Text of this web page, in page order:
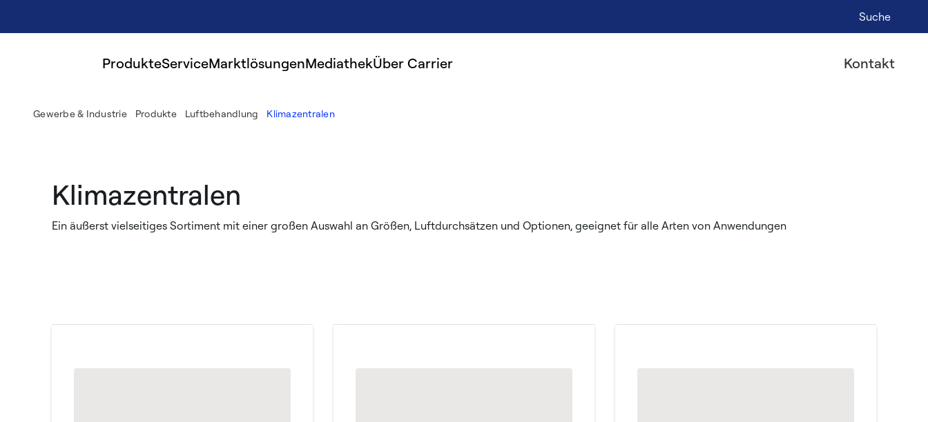
Suche
ProdukteServiceMarktlösungenMediathekÜber Carrier Kontakt
Gewerbe & Industrie Produkte Luftbehandlung Klimazentralen
Klimazentralen
Ein äußerst vielseitiges Sortiment mit einer großen Auswahl an Größen, Luftdurchsätzen und Optionen, geeignet für alle Arten von Anwendungen